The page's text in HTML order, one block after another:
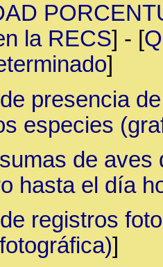
la RECS] - [
]
presencia
especies
de
hasta el día
registros
]